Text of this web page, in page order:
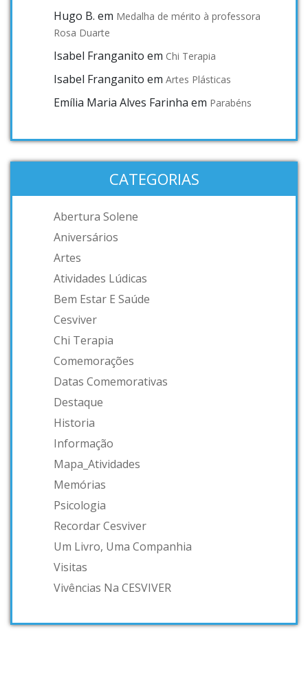
Hugo B. em Medalha de mérito à professora
Rosa Duarte
Isabel Franganito em Chi Terapia
Isabel Franganito em Artes Plásticas
Emília Maria Alves Farinha em Parabéns
CATEGORIAS
Abertura Solene
Aniversários
Artes
Atividades Lúdicas
Bem Estar E Saúde
Cesviver
Chi Terapia
Comemorações
Datas Comemorativas
Destaque
Historia
Informação
Mapa_Atividades
Memórias
Psicologia
Recordar Cesviver
Um Livro, Uma Companhia
Visitas
Vivências Na CESVIVER